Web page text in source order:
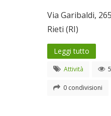
Via Garibaldi,
Rieti (RI)
Leggi tutto
Attività
0 condivisioni